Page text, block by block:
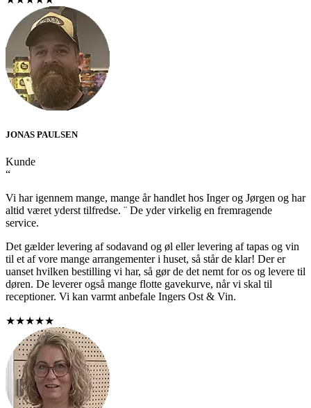
JONAS PAULSEN
Kunde
“
Vi har igennem mange, mange år handlet hos Inger og Jørgen og har
altid været yderst tilfredse. ¨ De yder virkelig en fremragende
service.
Det gælder levering af sodavand og øl eller levering af tapas og vin
til et af vore mange arrangementer i huset, så står de klar! Der er
uanset hvilken bestilling vi har, så gør de det nemt for os og levere til
døren. De leverer også mange flotte gavekurve, når vi skal til
receptioner. Vi kan varmt anbefale Ingers Ost & Vin.
★★★★★